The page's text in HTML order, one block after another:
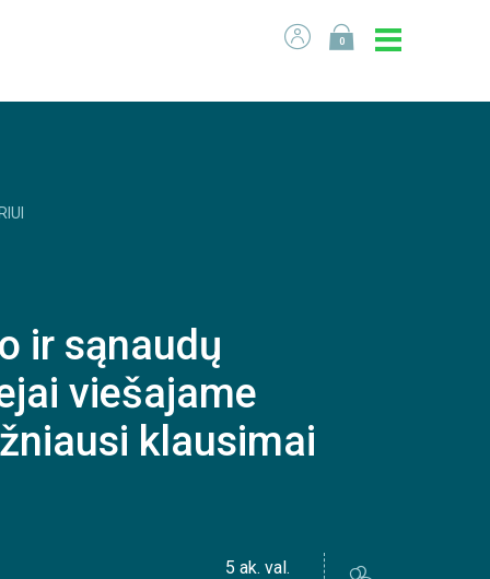
0
ir sąnaudų
viešajame
klausimai
5 ak. val.